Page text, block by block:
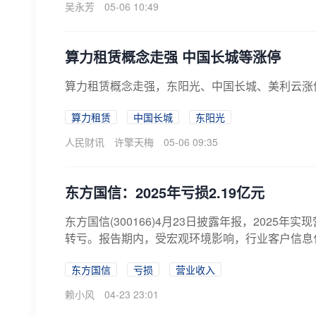
吴永芳 05-06 10:49
算力租赁概念走强 中国长城等涨停
算力租赁概念走强，东阳光、中国长城、美利云
算力租赁 中国长城
东阳光
人民财讯
许擎天梅 05-06 09:35
东方国信：2025年亏损2.19亿元
东方国信(300166)4月23日披露年报，2025年实
转亏。报告期内，受宏观环境影响，行业客户信
东方国信 亏损
营业收入
赖小风
04-23 23:01